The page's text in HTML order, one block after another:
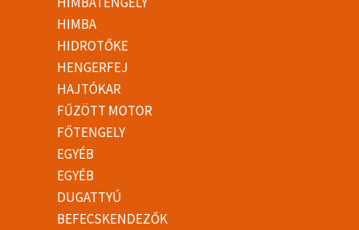
HIMBA
HIDROTŐKE
HENGERFEJ
HAJTÓKAR
FŰZÖTT MOTOR
FŐTENGELY
EGYÉB
EGYÉB
DUGATTYÚ
BEFECSKENDEZŐK